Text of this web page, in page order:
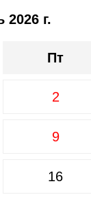
г.
Пт
2
9
16